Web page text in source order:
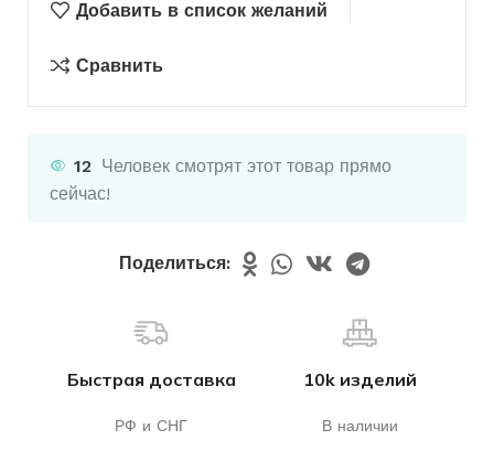
Добавить в список желаний
Сравнить
12 Человек смотрят этот товар прямо
сейчас!
Поделиться:
Быстрая доставка
РФ и СНГ
10k изделий
В наличии